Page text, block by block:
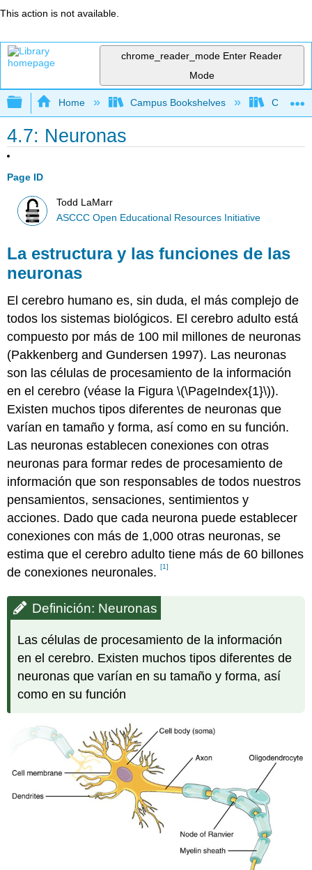
This action is not available.
chrome_reader_mode Enter Reader
Mode
Expand/collapse global hierarchy
Home Campus Bookshelves Cerro
4.7: Neuronas
Page ID
Todd LaMarr
ASCCC Open Educational Resources Initiative
La estructura y las funciones de las
neuronas
El cerebro humano es, sin duda, el más complejo de
todos los sistemas biológicos. El cerebro adulto está
compuesto por más de 100 mil millones de neuronas
(Pakkenberg and Gundersen 1997). Las neuronas
son las células de procesamiento de la información
en el cerebro (véase la Figura \(\PageIndex{1}\)).
Existen muchos tipos diferentes de neuronas que
varían en tamaño y forma, así como en su función.
Las neuronas establecen conexiones con otras
neuronas para formar redes de procesamiento de
información que son responsables de todos nuestros
pensamientos, sensaciones, sentimientos y
acciones. Dado que cada neurona puede establecer
conexiones con más de 1,000 otras neuronas, se
estima que el cerebro adulto tiene más de 60 billones
de conexiones neuronales.[1]
Definición: Neuronas
Las células de procesamiento de la información
en el cerebro. Existen muchos tipos diferentes de
neuronas que varían en su tamaño y forma, así
como en su función